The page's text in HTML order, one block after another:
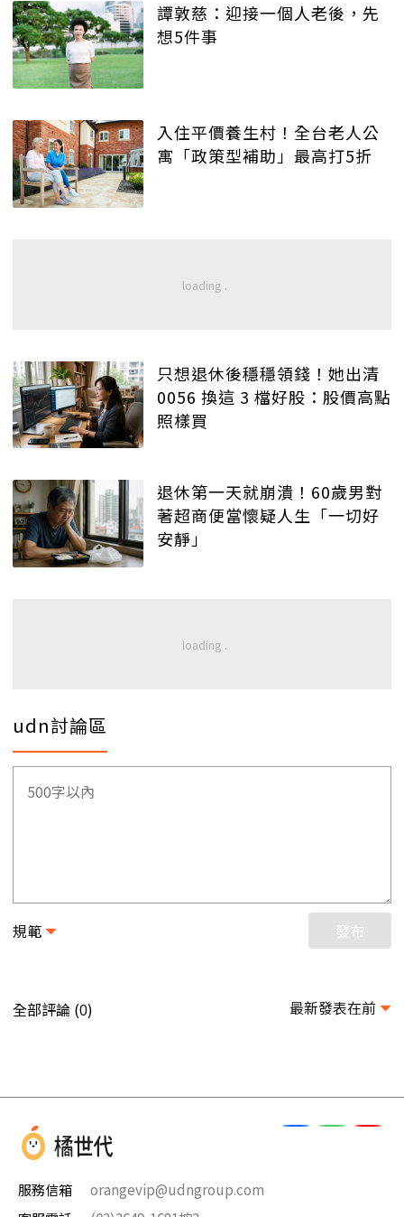
譚敦慈：迎接一個人老後，先
想5件事
入住平價養生村！全台老人公
寓「政策型補助」最高打5折
只想退休後穩穩領錢！她出清
0056 換這 3 檔好股：股價高點
照樣買
退休第一天就崩潰！60歲男對
著超商便當懷疑人生「一切好
安靜」
udn討論區
規範 發布
全部評論 (0) 最新發表在前
服務信箱
orangevip@udngroup.com